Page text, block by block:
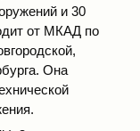
и 30
от МКАД по
Она